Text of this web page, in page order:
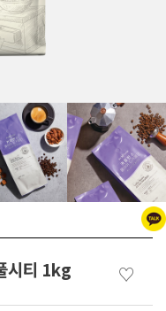
시티 1kg ♡